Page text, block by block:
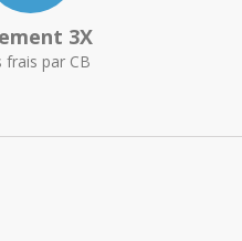
3X
frais par CB